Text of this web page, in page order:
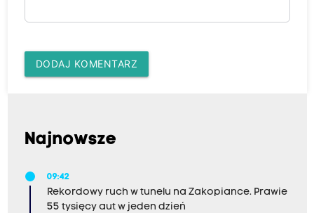
DODAJ KOMENTARZ
Najnowsze
09:42
Rekordowy ruch w tunelu na Zakopiance. Prawie
55 tysięcy aut w jeden dzień